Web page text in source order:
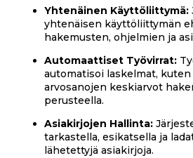
Yhtenäinen Käyttöliittymä:
yhtenäisen käyttöliittymän
hakemusten, ohjelmien ja
Automaattiset Työvirrat:
automatisoi laskelmat,
arvosanojen keskiarvot
perusteella.
Asiakirjojen Hallinta:
tarkastella, esikatsella ja
lähetettyjä asiakirjoja.